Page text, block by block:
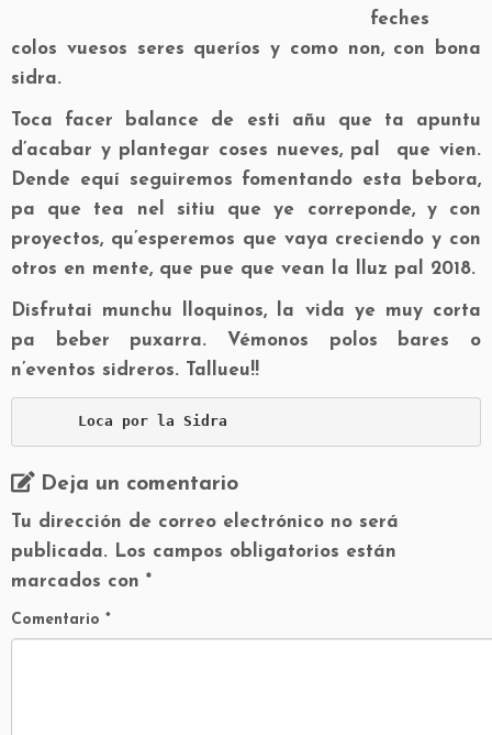
feches
colos vuesos seres queríos y como non, con bona
sidra.
Toca facer balance de esti añu que ta apuntu
d’acabar y plantegar coses nueves, pal que vien.
Dende equí seguiremos fomentando esta bebora,
pa que tea nel sitiu que ye correponde, y con
proyectos, qu’esperemos que vaya creciendo y con
otros en mente, que pue que vean la lluz pal 2018.
Disfrutai munchu lloquinos, la vida ye muy corta
pa beber puxarra. Vémonos polos bares o
n’eventos sidreros. Tallueu!!
Loca por la Sidra
Deja un comentario
Tu dirección de correo electrónico no será
publicada. Los campos obligatorios están
marcados con *
Comentario *